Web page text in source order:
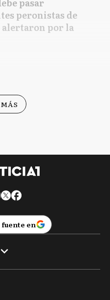
pasar
peronistas de
alertaron por la
fuente en